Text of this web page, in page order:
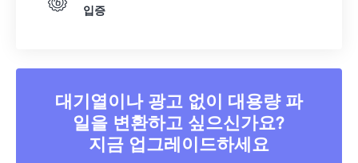
입증
대기열이나 광고 없이 대용량 파
일을 변환하고 싶으신가요?
지금 업그레이드하세요